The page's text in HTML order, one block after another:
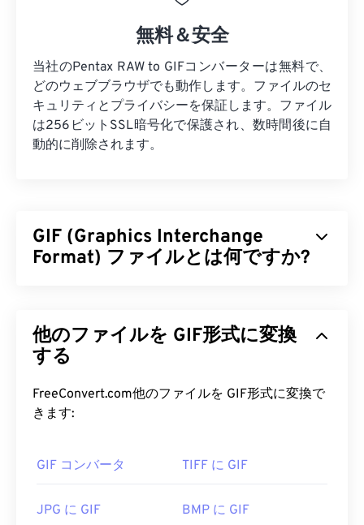
無料＆安全
当社のPentax RAW to GIFコンバーターは無料で、
どのウェブブラウザでも動作します。ファイルのセ
キュリティとプライバシーを保証します。ファイル
は256ビットSSL暗号化で保護され、数時間後に自
動的に削除されます。
GIF (Graphics Interchange
Format) ファイルとは何ですか?
単位でシンプルな画像を形成するビットマップファ
イル形式の一種です。非圧縮の
しのアニメーションをサポートしています。GIFの
最も一般的な用途は、広告、ソーシャルメディアに
ばいいですか?
他のファイルを GIF形式に変換
する
FreeConvert.com他のファイルを GIF形式に変換で
きます:
GIF コンバータ TIFF に GIF
JPG に GIF BMP に GIF